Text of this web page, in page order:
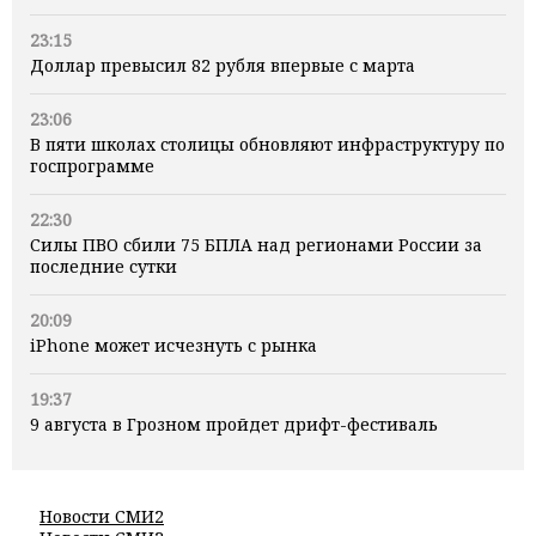
23:15
Доллар превысил 82 рубля впервые с марта
23:06
В пяти школах столицы обновляют инфраструктуру по
госпрограмме
22:30
Силы ПВО сбили 75 БПЛА над регионами России за
последние сутки
20:09
iPhone может исчезнуть с рынка
19:37
9 августа в Грозном пройдет дрифт-фестиваль
Новости СМИ2